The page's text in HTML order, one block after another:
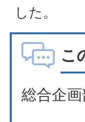
した。
こ
総合企